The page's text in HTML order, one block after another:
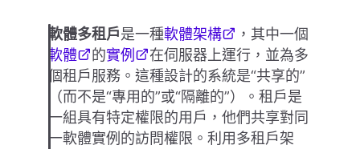
軟體多租戶是一種軟體架構
，其中一個
軟體
的實例
在伺服器上運行，並為多
個租戶服務。這種設計的系統是“共享的”
（而不是“專用的”或“隔離的”）。租戶是
一組具有特定權限的用戶，他們共享對同
一軟體實例的訪問權限。利用多租戶架